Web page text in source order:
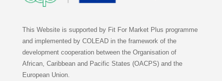
This Website is supported by Fit For Market Plus programme
and implemented by COLEAD in the framework of the
development cooperation between the Organisation of
African, Caribbean and Pacific States (OACPS) and the
European Union.